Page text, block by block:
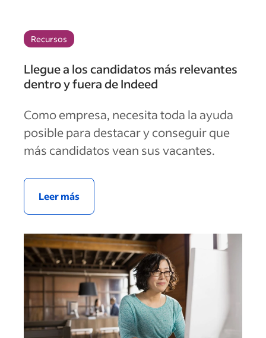
Recursos
Llegue a los candidatos más relevantes
dentro y fuera de Indeed
Como empresa, necesita toda la ayuda
posible para destacar y conseguir que
más candidatos vean sus vacantes.
Leer más